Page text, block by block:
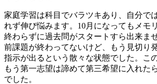
家庭学習は科目でバラツキあり、自分で
れず伸び悩みます。10月になってもメモ
終わらずに過去問がスタートすら出来ま
前課題が終わってないけど、もう見切り
指示が出るという散々な状態でした。こ
もう第一志望は諦めて第三希望に入れた
でした。